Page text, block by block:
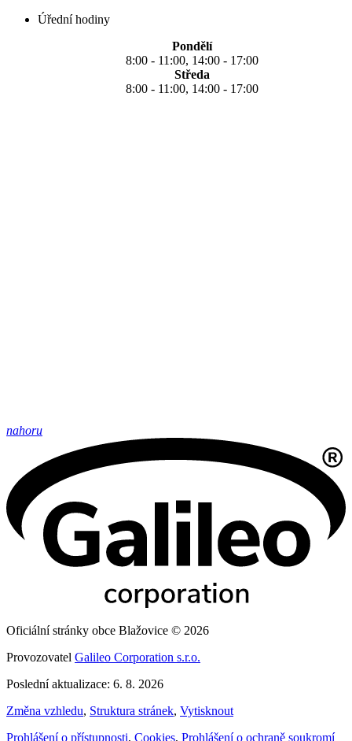
Úřední hodiny
Pondělí
8:00 - 11:00, 14:00 - 17:00
Středa
8:00 - 11:00, 14:00 - 17:00
nahoru
Oficiální stránky obce Blažovice © 2026
Provozovatel Galileo Corporation s.r.o.
Poslední aktualizace: 6. 8. 2026
Změna vzhledu, Struktura stránek, Vytisknout
Prohlášení o přístupnosti, Cookies, Prohlášení o ochraně soukromí